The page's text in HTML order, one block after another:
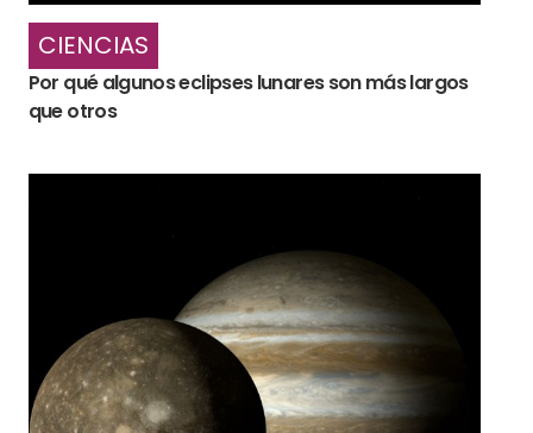
CIENCIAS
Por qué algunos eclipses lunares son más largos
que otros